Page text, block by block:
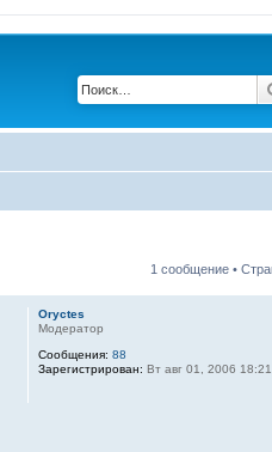
1 сообщение •
Oryctes
Модератор
Сообщения: 88
Зарегистрирован: Вт авг 01, 2006 18:21